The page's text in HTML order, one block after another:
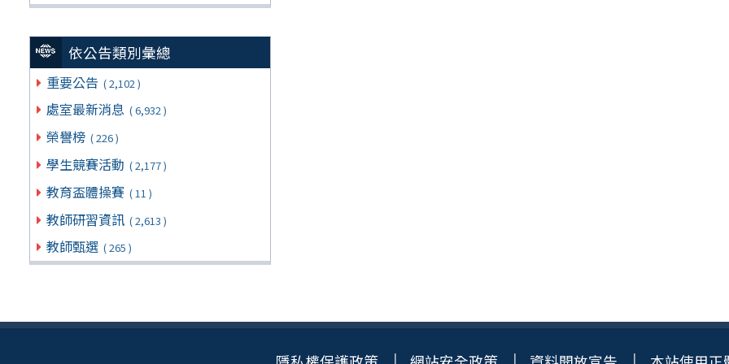
依公告類別彙總
重要公告 ( 2,102 )
處室最新消息 ( 6,932 )
榮譽榜 ( 226 )
學生競賽活動 ( 2,177 )
教育盃體操賽 ( 11 )
教師研習資訊 ( 2,613 )
教師甄選 ( 265 )